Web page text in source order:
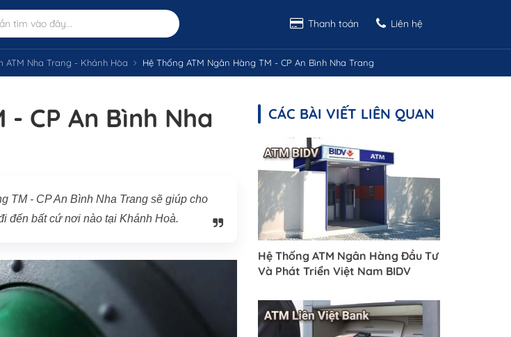
Thanh toán Liên hệ
ATM Nha Trang - Khánh Hòa Hệ Thống ATM Ngân Hàng TM - CP An Bình Nha Trang
CP An Bình Nha
TM - CP An Bình Nha Trang sẽ giúp cho
đến bất cứ nơi nào tại Khánh Hoà.
CÁC BÀI VIẾT LIÊN QUAN
Hệ Thống ATM Ngân Hàng Đầu Tư
Và Phát Triển Việt Nam BIDV